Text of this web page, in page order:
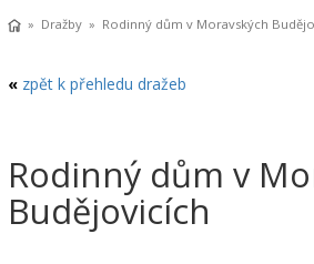
» Dražby » Rodinný dům v Moravských
« zpět k přehledu dražeb
Rodinný dům v
Budějovicích